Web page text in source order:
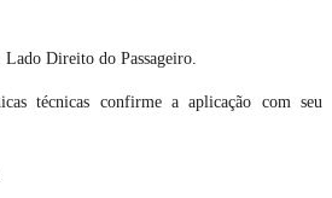
Direito do Passageiro.
técnicas confirme a aplicação com seu